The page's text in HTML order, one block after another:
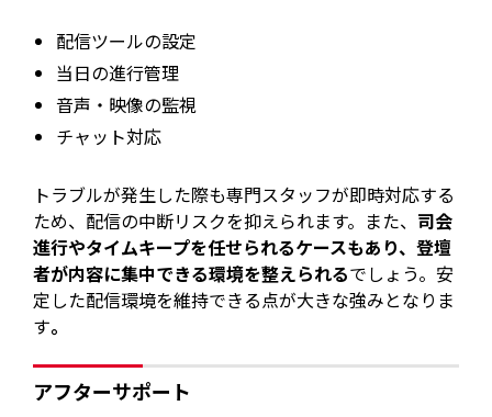
配信ツールの設定
当日の進行管理
音声・映像の監視
チャット対応
トラブルが発生した際も専門スタッフが即時対応する
ため、配信の中断リスクを抑えられます。また、 司会
進行やタイムキープを任せられるケースもあり、登壇
者が内容に集中できる環境を整えられるでしょう。安
定した配信環境を維持できる点が大きな強みとなりま
す。
アフターサポート